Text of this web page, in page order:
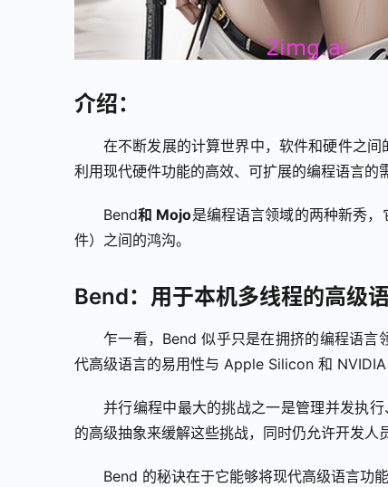
介绍：
在不断发展的计算世界中，软件和硬件之
利用现代硬件功能的高效、可扩展的编程语言的
Bend和 Mojo是编程语言领域的两种新秀
件）之间的鸿沟。
Bend：用于本机多线程的高级
乍一看，Bend 似乎只是在拥挤的编程语言
代高级语言的易用性与 Apple Silicon 和
并行编程中最大的挑战之一是管理并发执
的高级抽象来缓解这些挑战，同时仍允许开发人
Bend 的秘诀在于它能够将现代高级语言功